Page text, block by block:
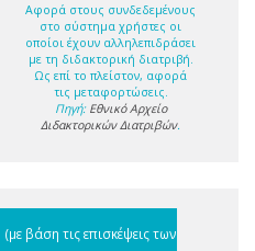
Αφορά στους συνδεδεμένους
στο σύστημα χρήστες οι
οποίοι έχουν αλληλεπιδράσει
με τη διδακτορική διατριβή.
Ως επί το πλείστον, αφορά
τις μεταφορτώσεις.
Πηγή: Εθνικό Αρχείο
Διδακτορικών Διατριβών.
(με βάση τις επισκέψεις των